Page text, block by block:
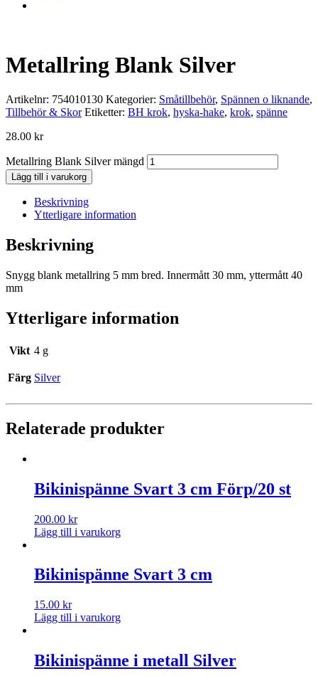
Metallring Blank Silver
Artikelnr: 754010130 Kategorier: Småtillbehör, Spännen o liknande,
Tillbehör & Skor Etiketter: BH krok, hyska-hake, krok, spänne
28.00 kr
Metallring Blank Silver mängd
Lägg till i varukorg
Beskrivning
Ytterligare information
Beskrivning
Snygg blank metallring 5 mm bred. Innermått 30 mm, yttermått 40
mm
Ytterligare information
Vikt 4 g
Färg Silver
Relaterade produkter
Bikinispänne Svart 3 cm Förp/20 st
200.00 kr
Lägg till i varukorg
Bikinispänne Svart 3 cm
15.00 kr
Lägg till i varukorg
Bikinispänne i metall Silver